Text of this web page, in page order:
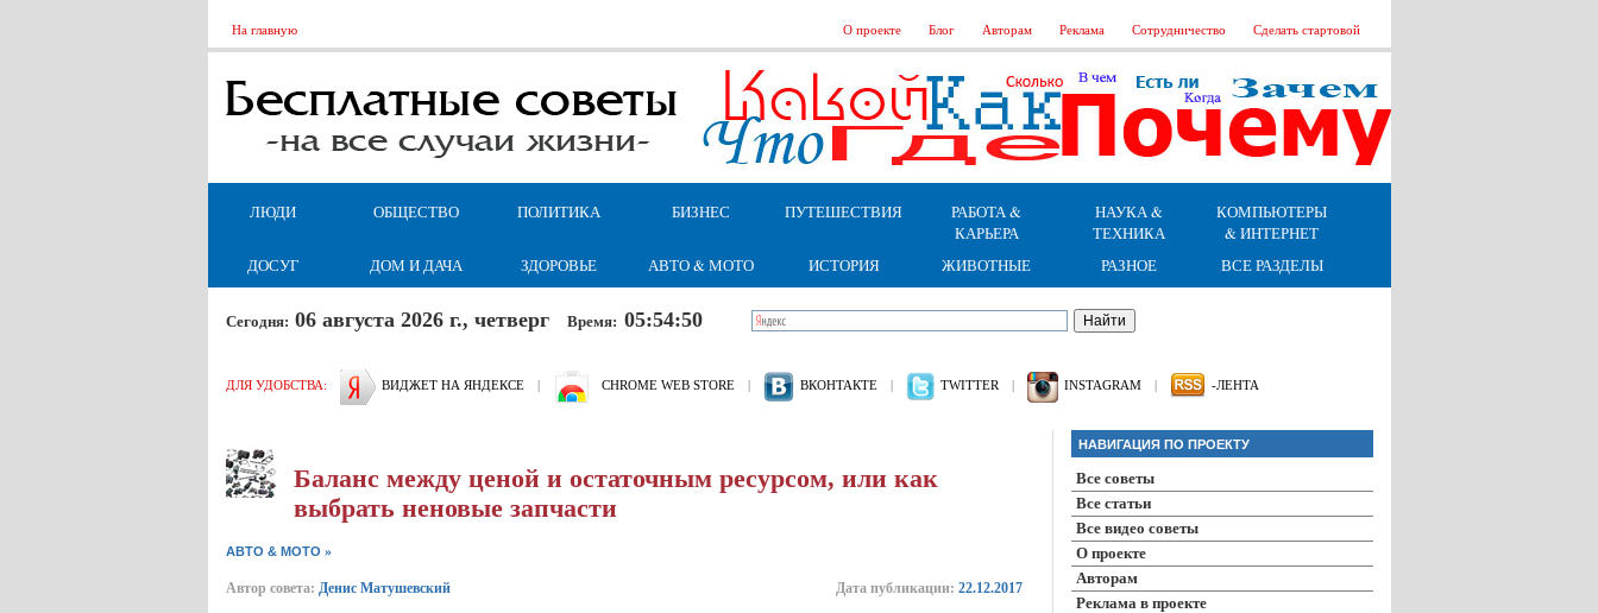
На главную О проекте Блог Авторам Реклама Сотрудничество Сделать стартовой
ЛЮДИ ОБЩЕСТВО ПОЛИТИКА БИЗНЕС ПУТЕШЕСТВИЯ
РАБОТА &
КАРЬЕРА
НАУКА &
ТЕХНИКА
КОМПЬЮТЕРЫ
& ИНТЕРНЕТ
ДОСУГ
ДОМ И ДАЧА ЗДОРОВЬЕ АВТО & МОТО ИСТОРИЯ ЖИВОТНЫЕ РАЗНОЕ ВСЕ РАЗДЕЛЫ
Сегодня: 06 августа 2026 г., четверг Время: 05:54:51
ДЛЯ УДОБСТВА: ВИДЖЕТ НА ЯНДЕКСЕ | CHROME WEB STORE | ВКОНТАКТЕ | TWITTER | INSTAGRAM | -ЛЕНТА
Баланс между ценой и остаточным ресурсом, или как
выбрать неновые запчасти
АВТО & МОТО »
Автор совета: Денис Матушевский Дата публикации: 22.12.2017
НАВИГАЦИЯ ПО ПРОЕКТУ
Все советы
Все статьи
Все видео советы
О проекте
Авторам
Реклама в проекте